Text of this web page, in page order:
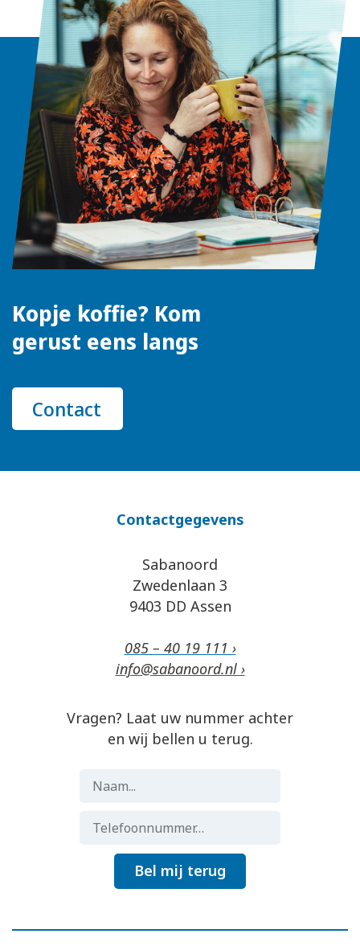
Kopje koffie? Kom
gerust eens langs
Contact
Contactgegevens
Sabanoord
Zwedenlaan 3
9403 DD Assen
085 – 40 19 111 ›
info@sabanoord.nl ›
Vragen? Laat uw nummer achter
en wij bellen u terug.
Bel mij terug